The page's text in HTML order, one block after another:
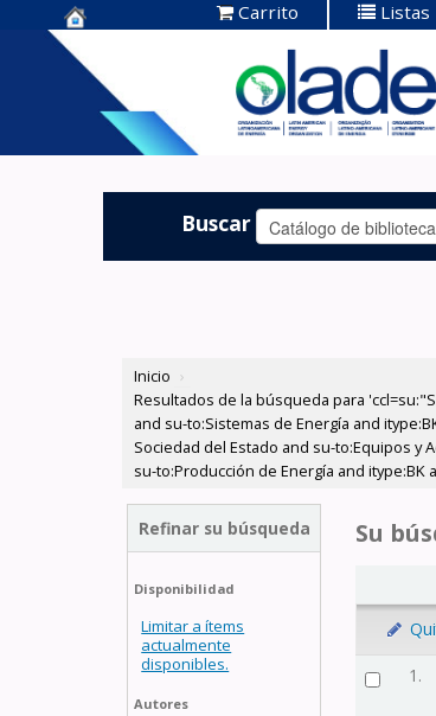
Centro de
Documentación
OLADE -
Carrito Listas
Buscar
Inicio ›
Resultados de la búsqueda para
and su-to:Sistemas de Energía and
Sociedad del Estado and su-to:Equipos y
su-to:Producción de Energía and itype:BK
Refinar su búsqueda
Disponibilidad
Limitar a ítems
actualmente
disponibles.
Autores
Su
1.